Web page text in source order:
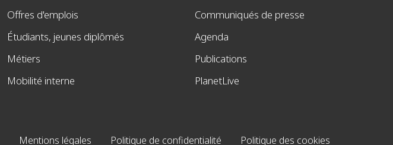
Offres d'emplois
Étudiants, jeunes diplômés
Métiers
Mobilité interne
Communiqués de presse
Agenda
Publications
PlanetLive
Mentions légales Politique de confidentialité Politique des cookies